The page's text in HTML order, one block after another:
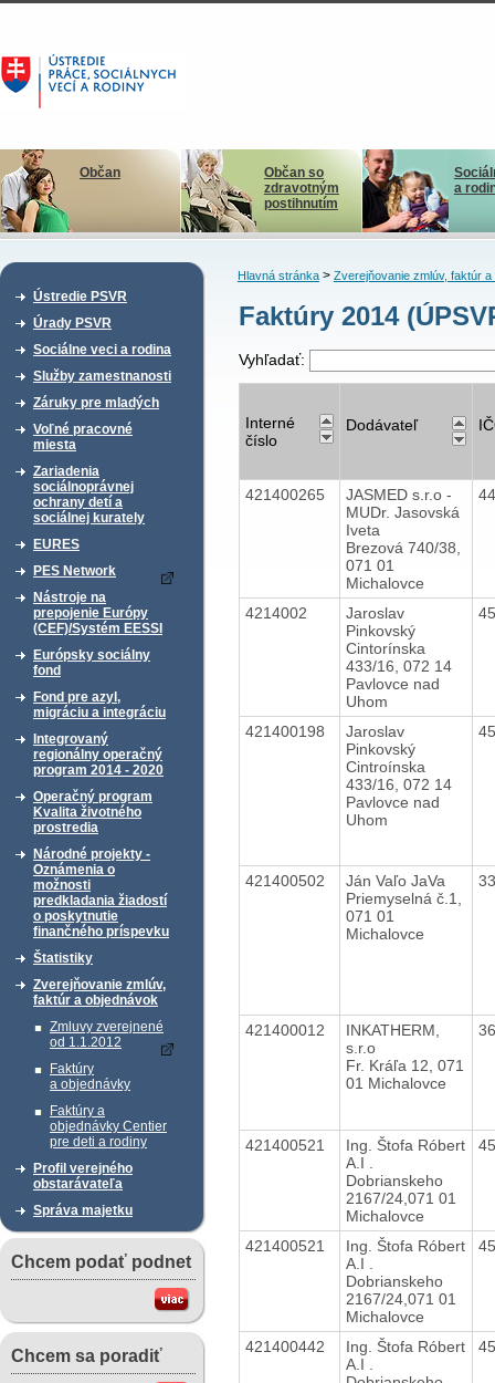
Občan
Občan so
zdravotným
postihnutím
a
Ústredie PSVR
Úrady PSVR
Sociálne veci a rodina
Služby zamestnanosti
Záruky pre mladých
Voľné pracovné
miesta
Zariadenia
sociálnoprávnej
ochrany detí a
sociálnej kurately
EURES
PES Network
Nástroje na
prepojenie Európy
(CEF)/Systém EESSI
Európsky sociálny
fond
Fond pre azyl,
migráciu a integráciu
Integrovaný
regionálny operačný
program 2014 - 2020
Operačný program
Kvalita životného
prostredia
Národné projekty -
Oznámenia o
možnosti
predkladania žiadostí
o poskytnutie
finančného príspevku
Štatistiky
Zverejňovanie zmlúv,
faktúr a objednávok
Zmluvy zverejnené
od 1.1.2012
Faktúry
a objednávky
Faktúry a
objednávky Centier
pre deti a rodiny
Profil verejného
obstarávateľa
Správa majetku
Chcem podať podnet
Chcem sa poradiť
Hlavná stránka> Zverejňovanie zmlúv, faktúr a
Faktúry 2014
Vyhľadať:
Interné
číslo
Dodávateľ
421400265
JASMED s.r.o -
MUDr. Jasovská
Iveta
Brezová 740/38,
071 01
Michalovce
4214002
Jaroslav
Pinkovský
Cintorínska
433/16, 072 14
Pavlovce nad
Uhom
421400198
Jaroslav
Pinkovský
Cintroínska
433/16, 072 14
Pavlovce nad
Uhom
421400502
Ján Vaľo JaVa
Priemyselná č.1,
071 01
Michalovce
421400012
INKATHERM,
s.r.o
Fr. Kráľa 12, 071
01 Michalovce
421400521
Ing. Štofa Róbert
A.I .
Dobrianskeho
2167/24,071 01
Michalovce
421400521
Ing. Štofa Róbert
A.I .
Dobrianskeho
2167/24,071 01
Michalovce
421400442
Ing. Štofa Róbert
A.I .